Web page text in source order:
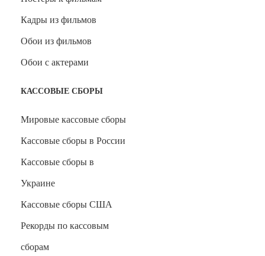
Кадры из фильмов
Обои из фильмов
Обои с актерами
КАССОВЫЕ СБОРЫ
Мировые кассовые сборы
Кассовые сборы в России
Кассовые сборы в
Украине
Кассовые сборы США
Рекорды по кассовым
сборам